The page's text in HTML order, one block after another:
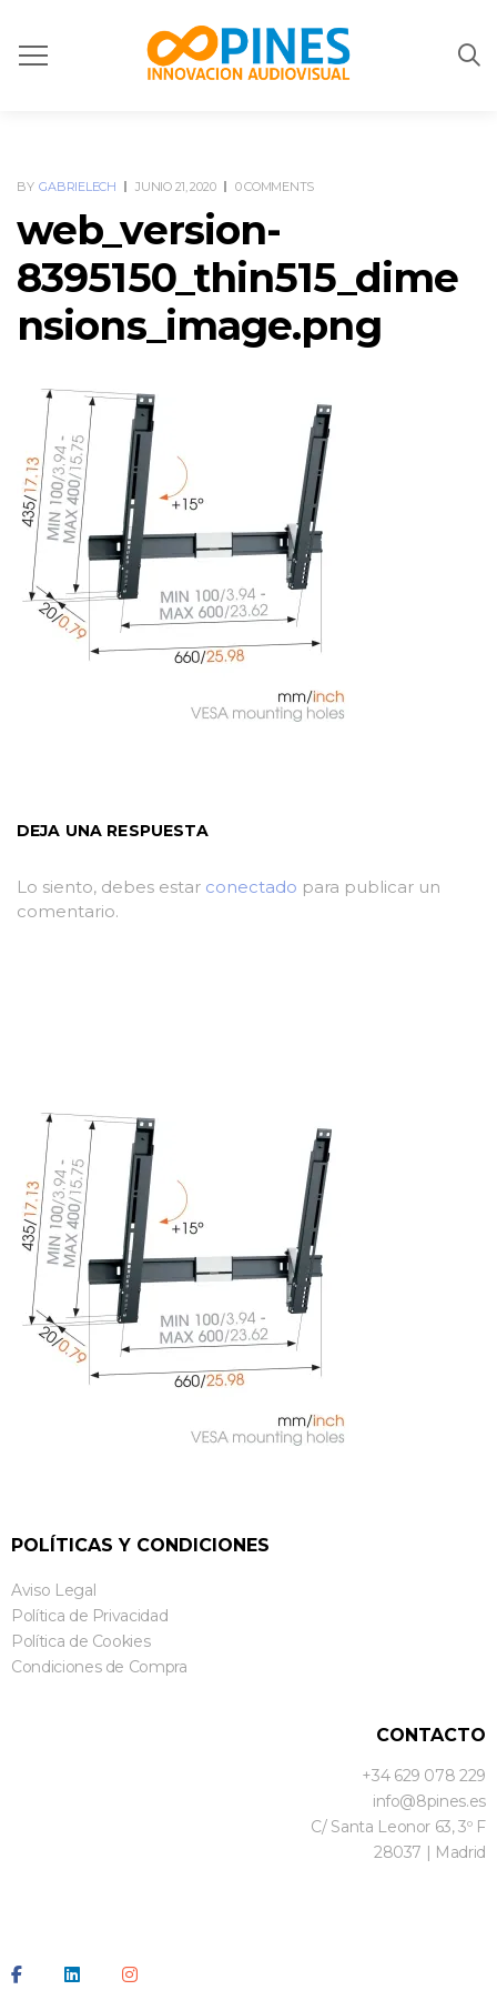
BY GABRIELECH JUNIO 21, 2020 0 COMMENTS
web_version-
8395150_thin515_dime
nsions_image.png
DEJA UNA RESPUESTA
Lo siento, debes estar conectado para publicar un
comentario.
POLÍTICAS Y CONDICIONES
Aviso Legal
Política de Privacidad
Política de Cookies
Condiciones de Compra
CONTACTO
+34 629 078 229
info@8pines.es
C/ Santa Leonor 63, 3º F
28037 | Madrid